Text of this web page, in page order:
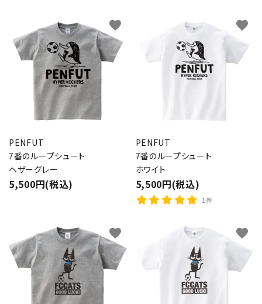
PENFUT
7番のループシュート
ヘザーグレー
5,500円(税込)
favorite
PENFUT
7番のループシュート
ホワイト
5,500円(税込)
1件
favorite
favorite favorite